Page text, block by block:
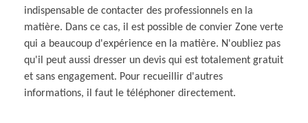
indispensable de contacter des professionnels en la
matière. Dans ce cas, il est possible de convier Zone verte
qui a beaucoup d'expérience en la matière. N'oubliez pas
qu'il peut aussi dresser un devis qui est totalement gratuit
et sans engagement. Pour recueillir d'autres
informations, il faut le téléphoner directement.